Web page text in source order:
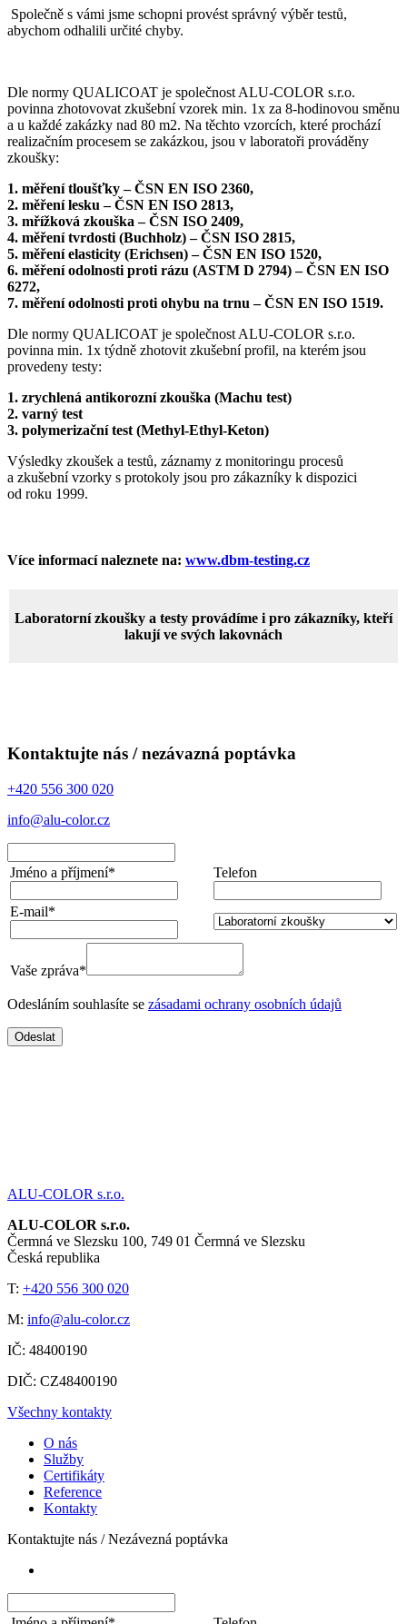
Společně s vámi jsme schopni provést správný výběr testů,
abychom odhalili určité chyby.
Dle normy QUALICOAT je společnost ALU-COLOR s.r.o.
povinna zhotovovat zkušební vzorek min. 1x za 8-hodinovou směnu
a u každé zakázky nad 80 m2. Na těchto vzorcích, které prochází
realizačním procesem se zakázkou, jsou v laboratoři prováděny
zkoušky:
1. měření tloušťky – ČSN EN ISO 2360,
2. měření lesku – ČSN EN ISO 2813,
3. mřížková zkouška – ČSN ISO 2409,
4. měření tvrdosti (Buchholz) – ČSN ISO 2815,
5. měření elasticity (Erichsen) – ČSN EN ISO 1520,
6. měření odolnosti proti rázu (ASTM D 2794) – ČSN EN ISO
6272,
7. měření odolnosti proti ohybu na trnu – ČSN EN ISO 1519.
Dle normy QUALICOAT je společnost ALU-COLOR s.r.o.
povinna min. 1x týdně zhotovit zkušební profil, na kterém jsou
provedeny testy:
1. zrychlená antikorozní zkouška (Machu test)
2. varný test
3. polymerizační test (Methyl-Ethyl-Keton)
Výsledky zkoušek a testů, záznamy z monitoringu procesů
a zkušební vzorky s protokoly jsou pro zákazníky k dispozici
od roku 1999.
Více informací naleznete na: www.dbm-testing.cz
Laboratorní zkoušky a testy provádíme i pro zákazníky, kteří
lakují ve svých lakovnách
Kontaktujte nás / nezávazná poptávka
+420 556 300 020
info@alu-color.cz
Jméno a příjmení* Telefon
E-mail*
Vaše zpráva*
Odesláním souhlasíte se zásadami ochrany osobních údajů
Odeslat
ALU-COLOR s.r.o.
ALU-COLOR s.r.o.
Čermná ve Slezsku 100, 749 01 Čermná ve Slezsku
Česká republika
T: +420 556 300 020
M: info@alu-color.cz
IČ: 48400190
DIČ: CZ48400190
Všechny kontakty
O nás
Služby
Certifikáty
Reference
Kontakty
Kontaktujte nás / Nezávezná poptávka